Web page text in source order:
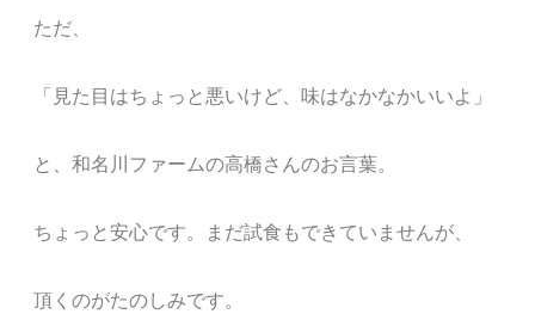
ただ、
「見た目はちょっと悪いけど、味はなかなかいいよ」
と、和名川ファームの高橋さんのお言葉。
ちょっと安心です。まだ試食もできていませんが、
頂くのがたのしみです。